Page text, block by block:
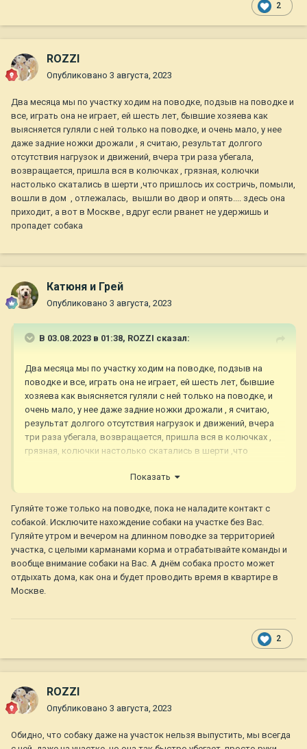
2
ROZZI
Опубликовано 3 августа, 2023
Два месяца мы по участку ходим на поводке, подзыв на поводке и
все, играть она не играет, ей шесть лет, бывшие хозяева как
выясняется гуляли с ней только на поводке, и очень мало, у нее
даже задние ножки дрожали , я считаю, результат долгого
отсутствия нагрузок и движений, вчера три раза убегала,
возвращается, пришла вся в колючках , грязная, колючки
настолько скатались в шерти ,что пришлось их состричь, помыли,
вошли в дом , отлежалась, вышли во двор и опять.... здесь она
приходит, а вот в Москве , вдруг если рванет не удержишь и
пропадет собака
Катюня и Грей
Опубликовано 3 августа, 2023
В 03.08.2023 в 01:38, ROZZI сказал:
Два месяца мы по участку ходим на поводке, подзыв на
поводке и все, играть она не играет, ей шесть лет, бывшие
хозяева как выясняется гуляли с ней только на поводке, и
очень мало, у нее даже задние ножки дрожали , я считаю,
результат долгого отсутствия нагрузок и движений, вчера
три раза убегала, возвращается, пришла вся в колючках ,
грязная, колючки настолько скатались в шерти ,что
вышли во двор и опять.... здесь она приходит, а вот в
Показать
Гуляйте тоже только на поводке, пока не наладите контакт с
собакой. Исключите нахождение собаки на участке без Вас.
Гуляйте утром и вечером на длинном поводке за территорией
участка, с целыми карманами корма и отрабатывайте команды и
вообще внимание собаки на Вас. А днём собака просто может
отдыхать дома, как она и будет проводить время в квартире в
Москве.
2
ROZZI
Опубликовано 3 августа, 2023
Обидно, что собаку даже на участок нельзя выпустить, мы всегда